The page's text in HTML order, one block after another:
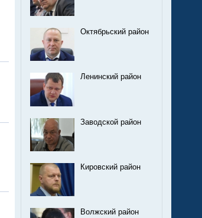
Октябрьский район
Ленинский район
Заводской район
Кировский район
Волжский район